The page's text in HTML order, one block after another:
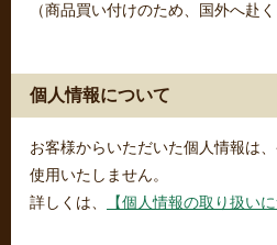
（商品買い付けのため、国外へ赴
個人情報について
お客様からいただいた個人情報は
使用いたしません。
詳しくは、
【個人情報の取り扱いに